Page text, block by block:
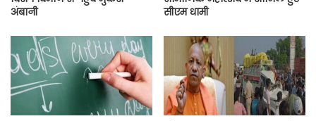
अंबानी
सीएम धामी